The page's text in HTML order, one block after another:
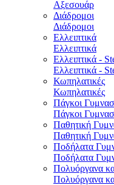
Αξεσουάρ
Διάδρομοι
Διάδρομοι
Ελλειπτικά
Ελλειπτικά
Ελλειπτικά -
Ελλειπτικά -
Κωπηλατικές
Κωπηλατικές
Πάγκοι
Πάγκοι
Παθητική
Παθητική
Ποδήλατα
Ποδήλατα
Πολυόργανα
Πολυόργανα